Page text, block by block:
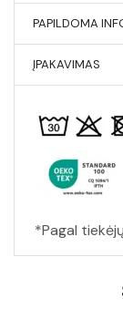
PAPILDOMA
ĮPAKAVIMAS
*Pagal